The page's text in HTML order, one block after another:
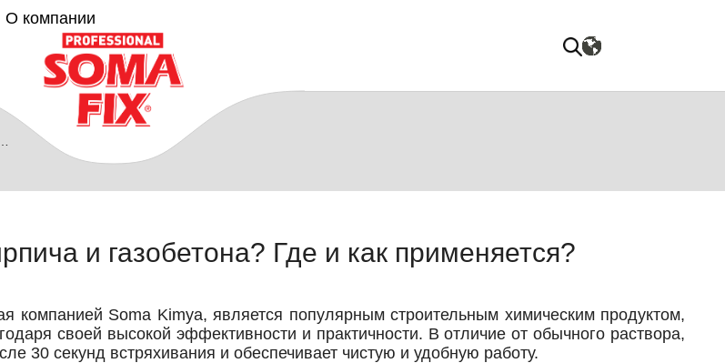
О компании
и газобетона? Где и как применяется?
компанией Soma Kimya, является популярным строительным химическим продуктом,
своей высокой эффективности и практичности. В отличие от обычного раствора,
30 секунд встряхивания и обеспечивает чистую и удобную работу.